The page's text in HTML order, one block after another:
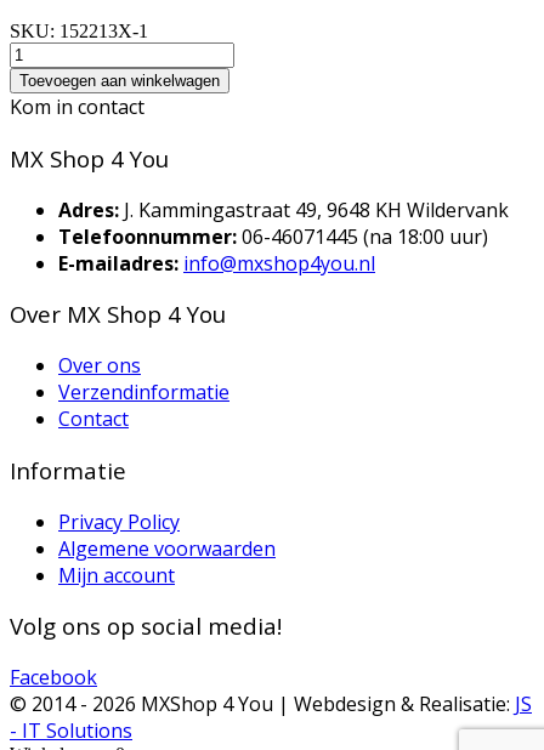
SKU: 152213X-1
Toevoegen aan winkelwagen
Kom in contact
MX Shop 4 You
Adres: J. Kammingastraat 49, 9648 KH Wildervank
Telefoonnummer:06-46071445 (na 18:00 uur)
E-mailadres: info@mxshop4you.nl
Over MX Shop 4 You
Over ons
Verzendinformatie
Contact
Informatie
Privacy Policy
Algemene voorwaarden
Mijn account
Volg ons op social media!
Facebook
© 2014 - 2026 MXShop 4 You | Webdesign & Realisatie: JS
- IT Solutions